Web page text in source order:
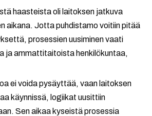
haasteista oli laitoksen jatkuva
aikana. Jotta puhdistamo voitiin pitää
prosessien uusiminen vaati
ja ammattitaitoista henkilökuntaa,
ei voida pysäyttää, vaan laitoksen
käynnissä, logiikat uusittiin
Sen aikaa kyseistä prosessia